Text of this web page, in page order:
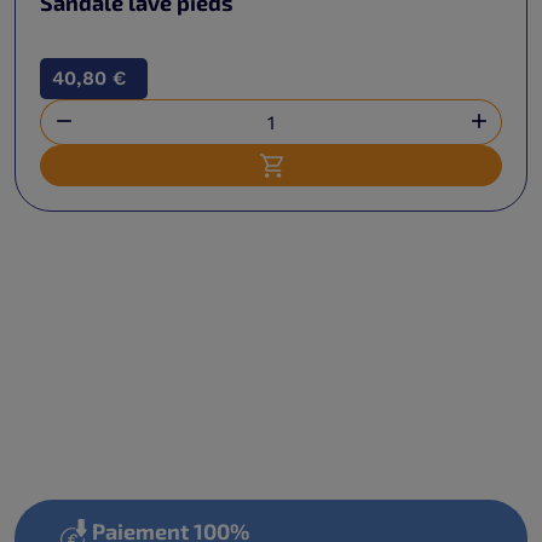
40,80 €
 
Ajouter au panier
Paiement 100%